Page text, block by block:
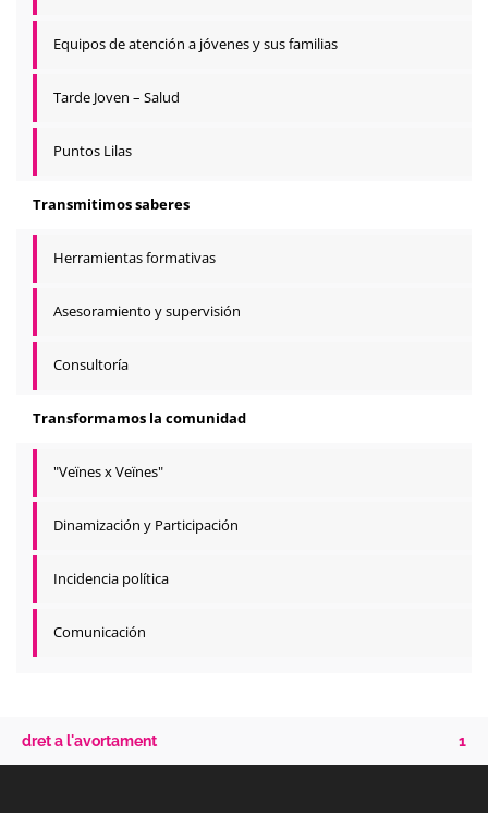
Equipos de atención a jóvenes y sus familias
Tarde Joven – Salud
Puntos Lilas
Transmitimos saberes
Herramientas formativas
Asesoramiento y supervisión
Consultoría
Transformamos la comunidad
"Veïnes x Veïnes"
Dinamización y Participación
Incidencia política
Comunicación
dret a l'avortament 1